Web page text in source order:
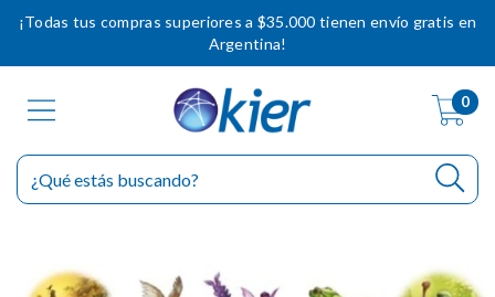
¡Todas tus compras superiores a $35.000 tienen envío gratis en
Argentina!
0